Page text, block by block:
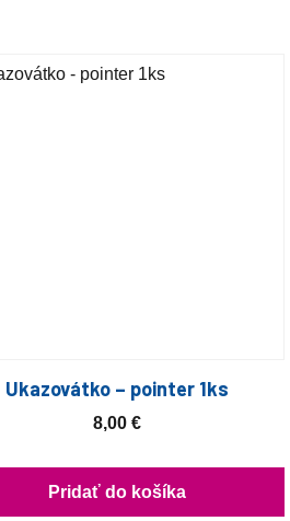
Ukazovátko – pointer 1ks
8,00 €
Pridať do košíka